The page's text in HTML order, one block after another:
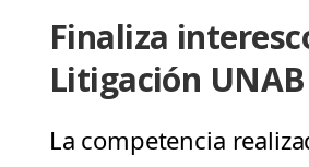
Finaliza
Litigación UNAB
La competencia